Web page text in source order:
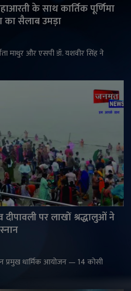
के साथ कार्तिक पूर्णिमा
सैलाब उमड़ा
माथुर और एसपी डॉ. यशवीर सिंह ने
दीपावली पर लाखों श्रद्धालुओं ने
प्रमुख धार्मिक आयोजन — 14 कोसी